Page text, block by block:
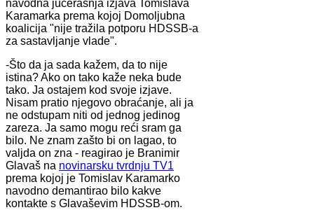
navodna jučerašnja izjava Tomislava
Karamarka prema kojoj Domoljubna
koalicija "nije tražila potporu HDSSB-a
za sastavljanje vlade".
-Što da ja sada kažem, da to nije
istina? Ako on tako kaže neka bude
tako. Ja ostajem kod svoje izjave.
Nisam pratio njegovo obraćanje, ali ja
ne odstupam niti od jednog jedinog
zareza. Ja samo mogu reći sram ga
bilo. Ne znam zašto bi on lagao, to
valjda on zna - reagirao je Branimir
Glavaš na novinarsku tvrdnju TV1
prema kojoj je Tomislav Karamarko
navodno demantirao bilo kakve
kontakte s Glavaševim HDSSB-om.